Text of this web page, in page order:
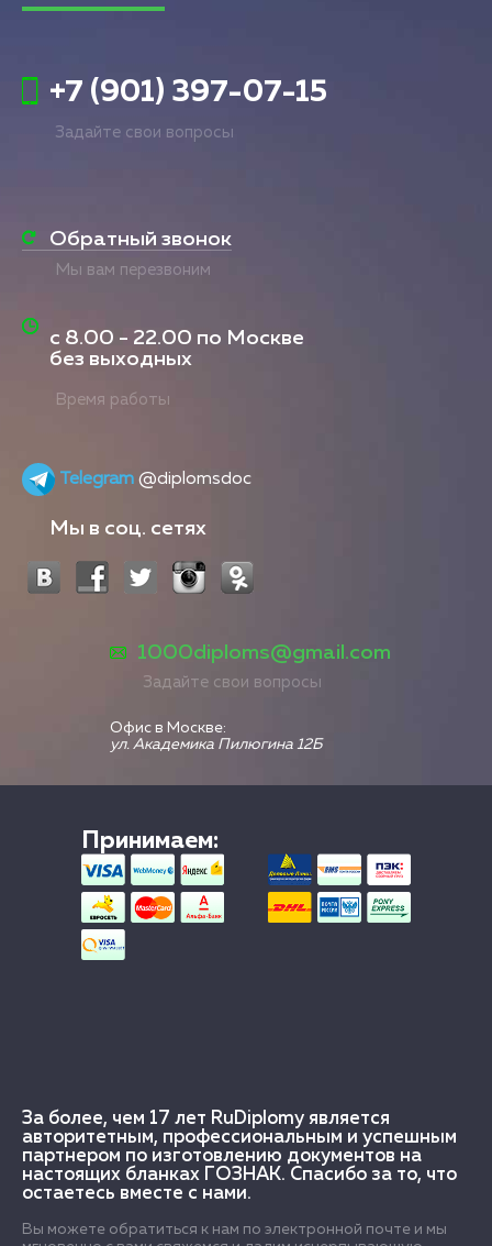
+7 (901) 397-07-15
Задайте свои вопросы
Обратный звонок
Мы вам перезвоним
с 8.00 - 22.00 по Москве
без выходных
Время работы
Telegram @diplomsdoc
Мы в соц. сетях
1000diploms@gmail.com
Задайте свои вопросы
Офис в Москве:
ул. Академика Пилюгина 12Б
Принимаем:
За более, чем 17 лет RuDiplomy является
авторитетным, профессиональным и успешным
партнером по изготовлению документов на
настоящих бланках ГОЗНАК. Спасибо за то, что
остаетесь вместе с нами.
Вы можете обратиться к нам по электронной почте и мы